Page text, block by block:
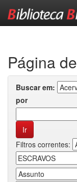
Página
Buscar em:
por
Filtros correntes: